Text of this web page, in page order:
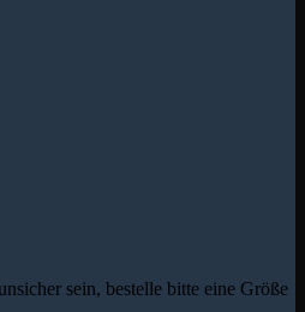
sein, bestelle bitte eine Größe